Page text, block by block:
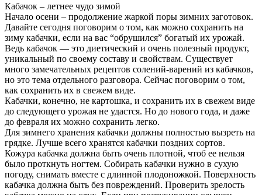
Кабачок – летнее чудо зимой
Начало осени – продолжение жаркой поры зимних заготовок.
Давайте сегодня поговорим о том, как можно сохранить на
зиму кабачки, если на вас “обрушился” богатый их урожай.
Ведь кабачок — это диетический и очень полезный продукт,
уникальный по своему составу и свойствам. Существует
много замечательных рецептов солений-варений из кабачков,
но это тема отдельного разговора. Сейчас поговорим о том,
как сохранить их в свежем виде.
Кабачки, конечно, не картошка, и сохранить их в свежем виде
до следующего урожая не удастся. Но до нового года, и даже
до февраля их можно сохранить легко.
Для зимнего хранения кабачки должны полностью вызреть на
грядке. Лучше всего хранятся кабачки поздних сортов.
Кожура кабачка должна быть очень плотной, чтоб ее нельзя
было проткнуть ногтем. Собирать кабачки нужно в сухую
погоду, снимать вместе с длинной плодоножкой. Поверхность
кабачка должна быть без повреждений. Проверить зрелость